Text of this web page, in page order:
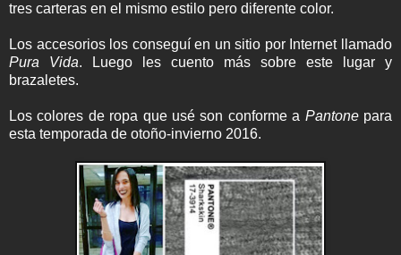
tres carteras en el mismo estilo pero diferente color.
Los accesorios los conseguí en un sitio por Internet llamado
Pura Vida. Luego les cuento más sobre este lugar y
brazaletes.
Los colores de ropa que usé son conforme a Pantonepara
esta temporada de otoño-invierno 2016.